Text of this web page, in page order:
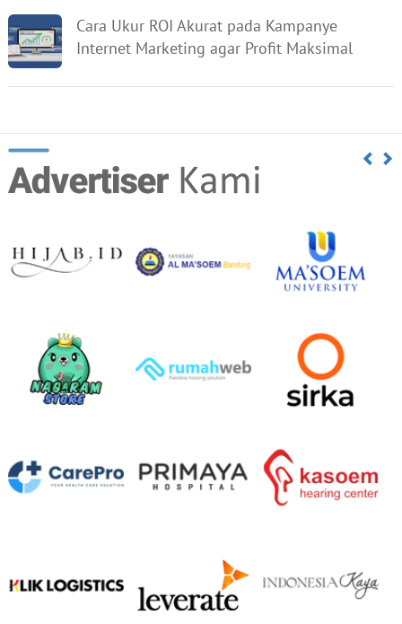
Cara Ukur ROI Akurat pada Kampanye
Internet Marketing agar Profit Maksimal